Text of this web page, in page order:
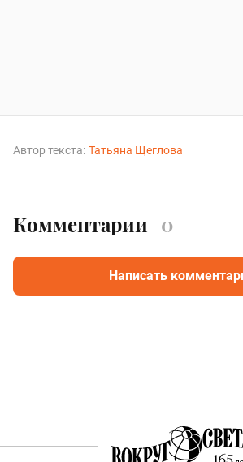
Автор текста: Татьяна Щеглова
Комментарии 0
Написать